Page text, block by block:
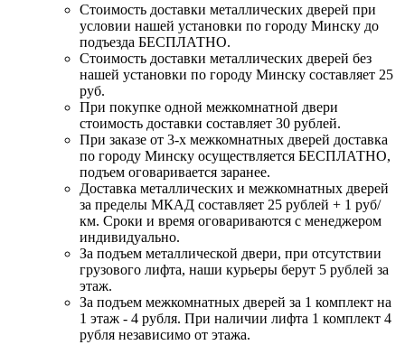
Стоимость доставки металлических дверей при
условии нашей установки по городу Минску до
подъезда БЕСПЛАТНО.
Стоимость доставки металлических дверей без
нашей установки по городу Минску составляет 25
руб.
При покупке одной межкомнатной двери
стоимость доставки составляет 30 рублей.
При заказе от 3-х межкомнатных дверей доставка
по городу Минску осуществляется БЕСПЛАТНО,
подъем оговаривается заранее.
Доставка металлических и межкомнатных дверей
за пределы МКАД составляет 25 рублей + 1 руб/
км. Сроки и время оговариваются с менеджером
индивидуально.
За подъем металлической двери, при отсутствии
грузового лифта, наши курьеры берут 5 рублей за
этаж.
За подъем межкомнатных дверей за 1 комплект на
1 этаж - 4 рубля. При наличии лифта 1 комплект 4
рубля независимо от этажа.